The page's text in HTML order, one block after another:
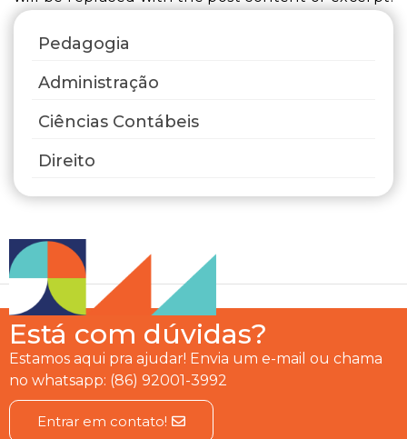
Pedagogia
Administração
Ciências Contábeis
Direito
Está com dúvidas?
Estamos aqui pra ajudar! Envia um e-mail ou chama
no whatsapp: (86) 92001-3992
Entrar em contato!